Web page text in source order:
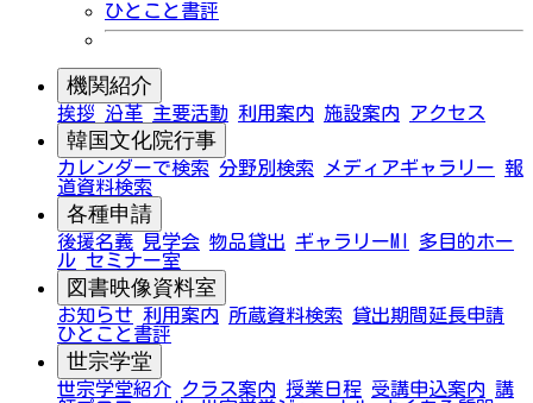
ひとこと書評
機関紹介
挨拶 沿革 主要活動 利用案内 施設案内 アクセス
韓国文化院行事
カレンダーで検索 分野別検索 メディアギャラリー 報
道資料検索
各種申請
後援名義 見学会 物品貸出 ギャラリーMI
多目的ホー
ル セミナー室
図書映像資料室
お知らせ 利用案内 所蔵資料検索
貸出期間延長申請
ひとこと書評
世宗学堂
世宗学堂紹介 クラス案内 授業日程 受講申込案内 講